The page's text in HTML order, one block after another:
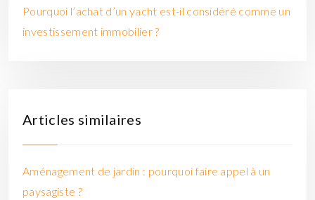
Pourquoi l’achat d’un yacht est-il considéré comme un
investissement immobilier ?
Articles similaires
Aménagement de jardin : pourquoi faire appel à un
paysagiste ?